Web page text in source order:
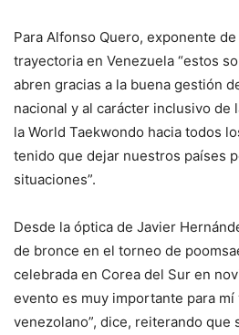
Para Alfonso Quero, exponente
trayectoria en Venezuela “estos
abren gracias a la buena gestión
nacional y al carácter inclusivo de
la World Taekwondo hacia todos
tenido que dejar nuestros países
situaciones”.
Desde la óptica de Javier
de bronce en el torneo de
celebrada en Corea del Sur en
evento es muy importante para mí
venezolano”, dice, reiterando que